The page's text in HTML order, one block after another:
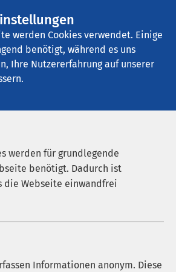
werden Cookies verwendet. Einige
benötigt, während es uns
Ihre Nutzererfahrung auf unserer
werden für grundlegende
benötigt. Dadurch ist
die Webseite einwandfrei
Informationen anonym. Diese
- Klinik für
Ihrer Suche
Feld, um Ihre Suche zu